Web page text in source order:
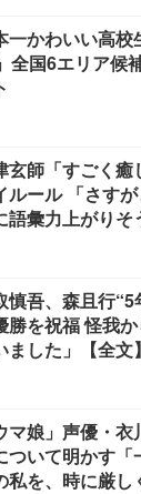
一かわいい高
全国6エリア候
玄師「すごく癒
ルール 「さす
語彙力上がりそ
慎吾、森且行
勝を祝福 怪我
ました」【全文】
マ娘」声優・
ついて明かす
私を、時に厳し